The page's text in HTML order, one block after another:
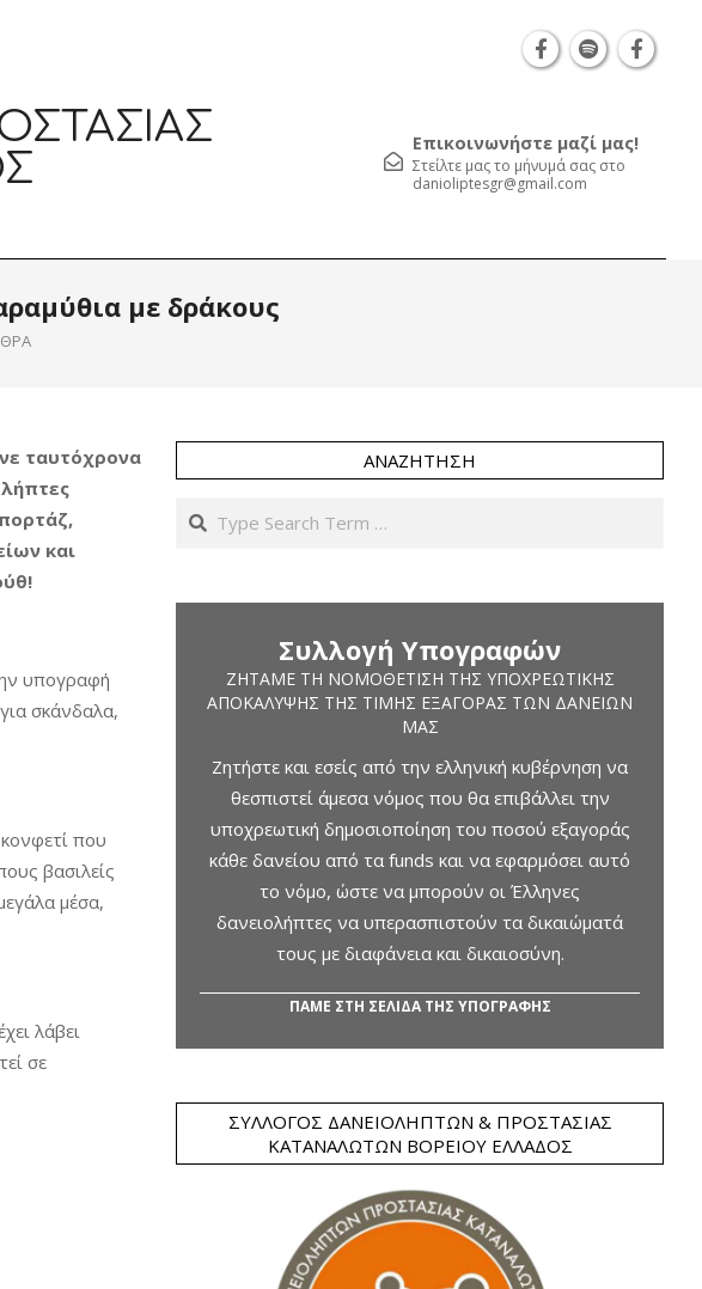
Επικοινωνήστε μαζί μας!
Στείλτε μας το μήνυμά σας στο
danioliptesgr@gmail.com
με δράκους
ταυτόχρονα
και
υπογραφή
σκάνδαλα,
που
βασιλείς
μέσα,
λάβει
σε
ΑΝΑΖΉΤΗΣΗ
Search
Συλλογή Υπογραφών
ΖΗΤΆΜΕ ΤΗ ΝΟΜΟΘΈΤΙΣΗ ΤΗΣ ΥΠΟΧΡΕΩΤΙΚΉΣ
ΑΠΟΚΆΛΥΨΗΣ ΤΗΣ ΤΙΜΉΣ ΕΞΑΓΟΡΆΣ ΤΩΝ ΔΑΝΕΊΩΝ
ΜΑΣ
Ζητήστε και εσείς από την ελληνική κυβέρνηση να
θεσπιστεί άμεσα νόμος που θα επιβάλλει την
υποχρεωτική δημοσιοποίηση του ποσού εξαγοράς
κάθε δανείου από τα funds και να εφαρμόσει αυτό
το νόμο, ώστε να μπορούν οι Έλληνες
δανειολήπτες να υπερασπιστούν τα δικαιώματά
τους με διαφάνεια και δικαιοσύνη.
ΠΑΜΕ ΣΤΗ ΣΕΛΙΔΑ ΤΗΣ ΥΠΟΓΡΑΦΗΣ
ΣΎΛΛΟΓΟΣ ΔΑΝΕΙΟΛΗΠΤΏΝ & ΠΡΟΣΤΑΣΊΑΣ
ΚΑΤΑΝΑΛΩΤΏΝ ΒΟΡΕΊΟΥ ΕΛΛΆΔΟΣ